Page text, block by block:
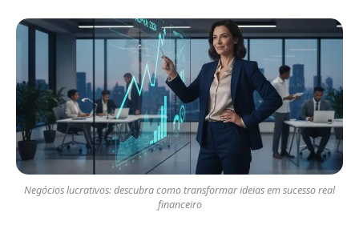
Negócios lucrativos: descubra como transformar ideias em sucesso real
financeiro